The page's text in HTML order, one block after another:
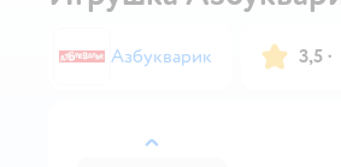
назад
Азбукварик 3,5 ·